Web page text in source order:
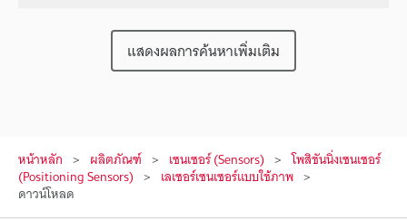
แสดงผลการค้นหาเพิ่มเติม
หน้าหลัก ผลิตภัณฑ์ เซนเซอร์ (Sensors) โพสิชันนิ่งเซนเซอร์
(Positioning Sensors) เลเซอร์เซนเซอร์แบบใช้ภาพ
ดาวน์โหลด